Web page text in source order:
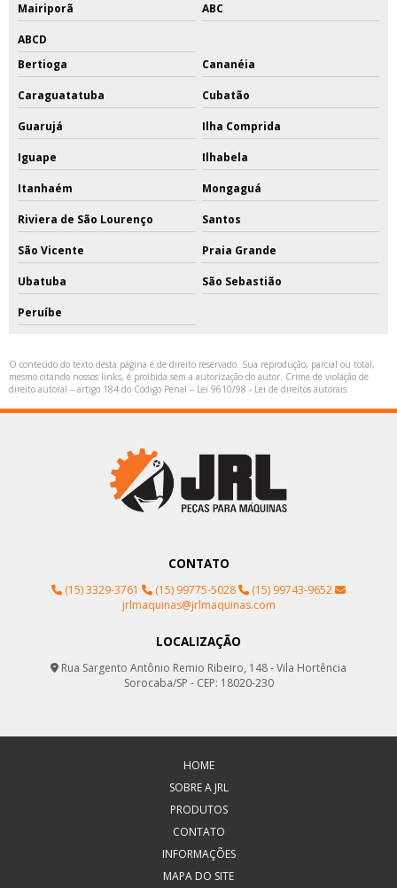
Mairiporã ABC
ABCD
Bertioga
Cananéia
Caraguatatuba Cubatão
Guarujá Ilha Comprida
Iguape Ilhabela
Itanhaém Mongaguá
Riviera de São Lourenço Santos
São Vicente Praia Grande
Ubatuba São Sebastião
Peruíbe
O conteúdo do texto desta página é de direito reservado. Sua reprodução, parcial ou total,
mesmo citando nossos links, é proibida sem a autorização do autor. Crime de violação de
direito autoral – artigo 184 do Código Penal – Lei 9610/98 - Lei de direitos autorais.
CONTATO
(15) 3329-3761 (15) 99775-5028
(15) 99743-9652
jrlmaquinas@jrlmaquinas.com
LOCALIZAÇÃO
Rua Sargento Antônio Remio Ribeiro, 148 - Vila Hortência
Sorocaba/SP - CEP: 18020-230
HOME
SOBRE A JRL
PRODUTOS
CONTATO
INFORMAÇÕES
MAPA DO SITE